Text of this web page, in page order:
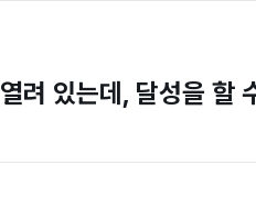
려 있는데, 달성을 할